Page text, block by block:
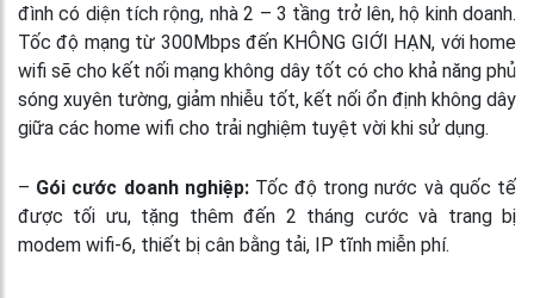
đình có diện tích rộng, nhà 2 – 3 tầng trở lên, hộ kinh doanh.
Tốc độ mạng từ 300Mbps đến KHÔNG GIỚI HẠN, với home
wifi sẽ cho kết nối mạng không dây tốt có cho khả năng phủ
sóng xuyên tường, giảm nhiễu tốt, kết nối ổn định không dây
giữa các home wifi cho trải nghiệm tuyệt vời khi sử dụng.
– Gói cước doanh nghiệp:Tốc độ trong nước và quốc tế
được tối ưu, tặng thêm đến 2 tháng cước và trang bị
modem wifi-6, thiết bị cân bằng tải, IP tĩnh miễn phí.